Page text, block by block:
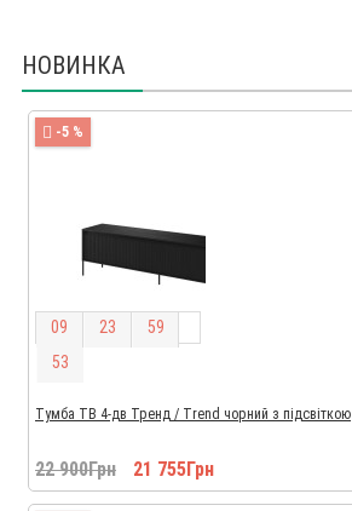
НОВИНКА
-5 %
09 23 59
52
Тумба ТВ 4-дв Тренд / Trend чорний з підсвіткою
22 900Грн 21 755Грн